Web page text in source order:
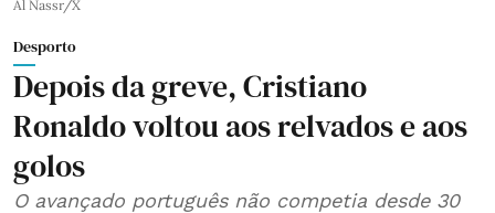
Al Nassr/X
Desporto
Depois da greve, Cristiano
Ronaldo voltou aos relvados e aos
golos
O avançado português não competia desde 30